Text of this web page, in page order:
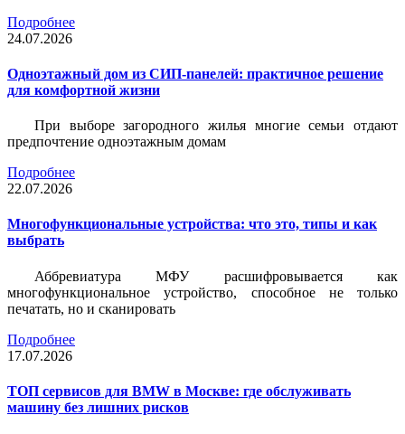
Подробнее
24.07.2026
Одноэтажный дом из СИП-панелей: практичное решение
для комфортной жизни
При выборе загородного жилья многие семьи отдают
предпочтение одноэтажным домам
Подробнее
22.07.2026
Многофункциональные устройства: что это, типы и как
выбрать
Аббревиатура МФУ расшифровывается как
многофункциональное устройство, способное не только
печатать, но и сканировать
Подробнее
17.07.2026
ТОП сервисов для BMW в Москве: где обслуживать
машину без лишних рисков